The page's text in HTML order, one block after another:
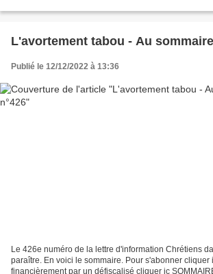
L'avortement tabou - Au
Publié le 12/12/2022 à 13:36
Le 426e numéro de la lettre d'information Chrétiens
paraître. En voici le sommaire. Pour s'abonner cliquer
financièrement par un défiscalisé cliquer ic